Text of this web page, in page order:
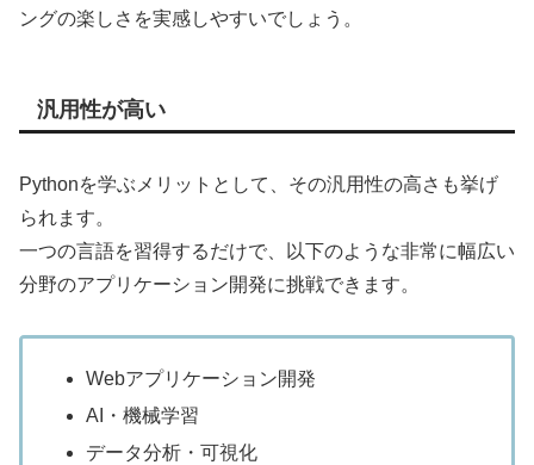
ングの楽しさを実感しやすいでしょう。
汎用性が高い
Pythonを学ぶメリットとして、その汎用性の高さも挙げ
られます。
一つの言語を習得するだけで、以下のような非常に幅広い
分野のアプリケーション開発に挑戦できます。
Webアプリケーション開発
AI・機械学習
データ分析・可視化